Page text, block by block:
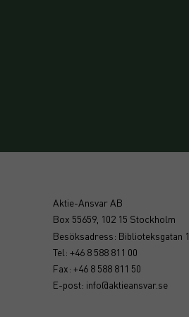
Aktie-Ansvar AB
Box 55659, 102 15 Stockholm
Besöksadress: Biblioteksgatan 1
Tel: +46 8 588 811 00
Fax: +46 8 588 811 50
E-post: info@aktieansvar.se